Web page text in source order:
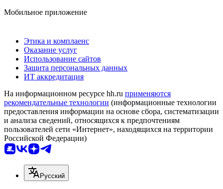
Мобильное приложение
Этика и комплаенс
Оказание услуг
Использование сайтов
Защита персональных данных
ИТ аккредитация
На информационном ресурсе hh.ru применяются
рекомендательные технологии (информационные технологии
предоставления информации на основе сбора, систематизации
и анализа сведений, относящихся к предпочтениям
пользователей сети «Интернет», находящихся на территории
Российской Федерации)
Русский